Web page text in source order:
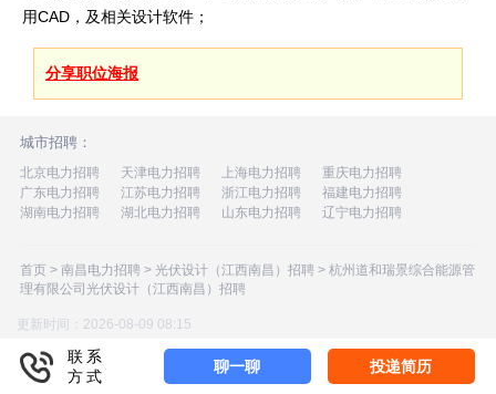
用CAD，及相关设计软件；
分享职位海报
城市招聘：
北京电力招聘 天津电力招聘 上海电力招聘
重庆电力招聘
广东电力招聘
江苏电力招聘 浙江电力招聘
福建电力招聘
湖南电力招聘
湖北电力招聘 山东电力招聘 辽宁电力招聘
首页 > 南昌电力招聘 > 光伏设计（江西南昌）招聘 > 杭州道和瑞景综合能源管
理有限公司光伏设计（江西南昌）招聘
更新时间：2026-08-09 08:15
联系
方式
聊一聊 投递简历